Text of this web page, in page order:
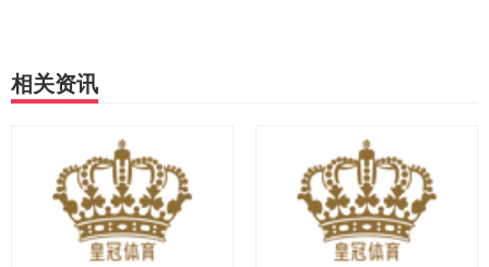
相关资讯